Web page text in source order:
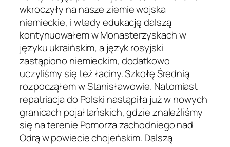
wkroczyły na nasze ziemie wojska
niemieckie, i wtedy edukację dalszą
kontynuowałem w Monasterzyskach w
języku ukraińskim, a język rosyjski
zastąpiono niemieckim, dodatkowo
uczyliśmy się też łaciny. Szkołę Średnią
rozpocząłem w Stanisławowie. Natomiast
repatriacja do Polski nastąpiła już w nowych
granicach pojałtańskich, gdzie znaleźliśmy
się na terenie Pomorza zachodniego nad
Odrą w powiecie chojeńskim. Dalszą